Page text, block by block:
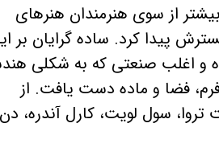
از سوی هنرمندان هنرهای
دهه ۱۹۶۰ و اوایل دهه ۱۹۷۰ میلادی، گسترش پیدا کرد. ساده گرایان
و اغلب صنعتی که به شکلی
فضا و ماده دست یافت. از
سول لویت، کارل آندره، دن